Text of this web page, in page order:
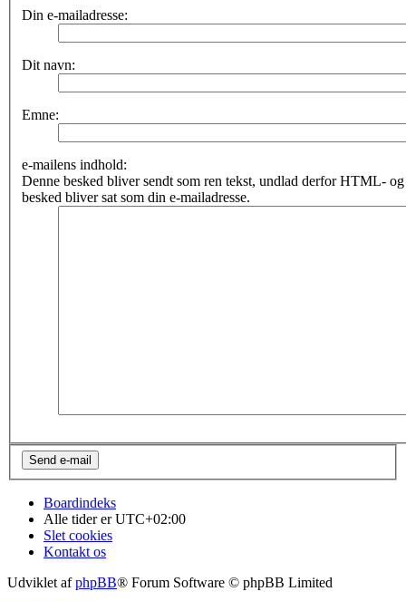
Din e-mailadresse:
Dit navn:
Emne:
e-mailens indhold:
Denne besked bliver sendt som ren tekst, undlad derfor HTML-
besked bliver sat som din e-mailadresse.
Boardindeks
Alle tider erUTC+02:00
Slet cookies
Kontakt os
Udviklet afphpBB® Forum Software © phpBB Limited